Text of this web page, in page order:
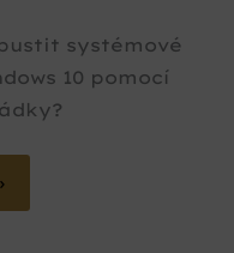
systémové
10 pomocí